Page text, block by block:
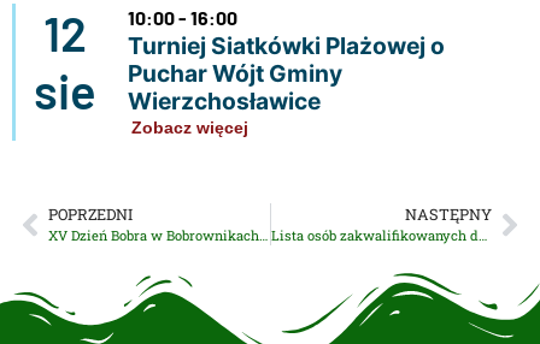
12
sie
10:00 - 16:00
Turniej Siatkówki Plażowej o
Puchar Wójt Gminy
Wierzchosławice
Zobacz więcej
POPRZEDNI
XV Dzień Bobra w Bobrownikach Małych
NASTĘPNY
Lista osób zakwalifikowanych do udziału w przetargu